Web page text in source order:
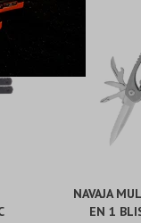
NAVAJA
EN 1